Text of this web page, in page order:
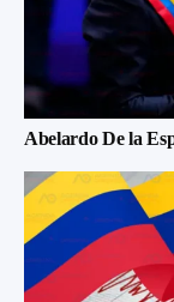
Abelardo De la